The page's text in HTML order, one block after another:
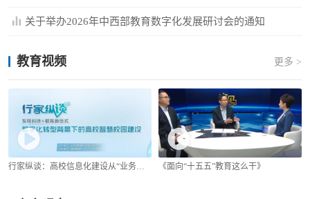
关于举办2026年中西部教育数字化发展研讨会的通知
教育视频 更多 >
《面向“十五五”教育这么干》